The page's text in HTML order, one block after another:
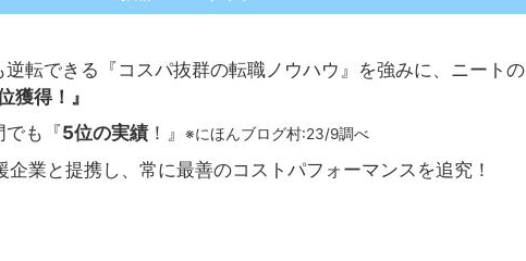
逆転できる『コスパ抜群の転職ノウハウ』を強みに、ニートの
獲得！』
でも『5位の実績 ！』 ※にほんブログ村:23/9調べ
企業と提携し、常に最善のコストパフォーマンスを追究！